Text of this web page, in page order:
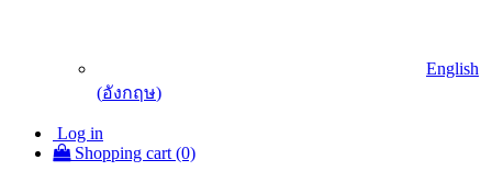
English
(อังกฤษ)
Log in
Shopping cart (0)